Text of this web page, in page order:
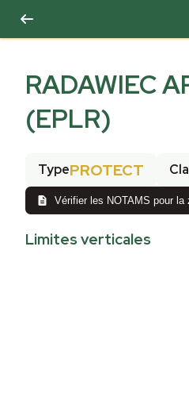
RADAWIEC
(EPLR)
TypePROTECT
Vérifier les NOTAMS pour la
Limites verticales